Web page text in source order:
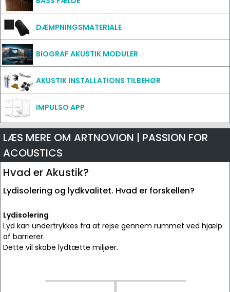
DÆMPNINGSMATERIALE
BIOGRAF AKUSTIK MODULER
AKUSTIK INSTALLATIONS TILBEHØR
IMPULSO APP
LÆS MERE OM ARTNOVION | PASSION FOR
ACOUSTICS
Hvad er Akustik?
Lydisolering og lydkvalitet. Hvad er forskellen?
Lydisolering
Lyd kan undertrykkes fra at rejse gennem rummet ved hjælp
af barrierer.
Dette vil skabe lydtætte miljøer.